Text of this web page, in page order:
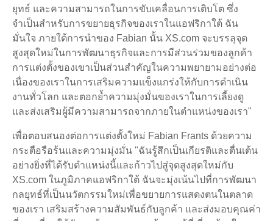
ยุทธ์ และความสามารถในการขับเคลื่อนการเติบโต ซึ่ง
จำเป็นสำหรับการขยายธุรกิจของเราในแอฟริกาใต้ ฉัน
มั่นใจ ภายใต้การนำของ Fabian นั้น XS.com จะบรรลุจุด
สูงสุดใหม่ในการพัฒนาธุรกิจและการมีส่วนร่วมของลูกค้า
การแต่งตั้งของเขาเป็นส่วนสำคัญในความพยายามอย่างต่อ
เนื่องของเราในการเสริมความแข็งแกร่งให้กับการดำเนิน
งานทั่วโลก และตอกย้ำความมุ่งมั่นของเราในการเลี้ยงดู
และส่งเสริมผู้มีความสามารถจากภายในตำแหน่งของเรา"
เพื่อตอบสนองต่อการแต่งตั้งใหม่ Fabian Frants ด้วยความ
กระตือรือร้นและความมุ่งมั่น "ฉันรู้สึกเป็นเกียรติและตื่นเต้น
อย่างยิ่งที่ได้รับตำแหน่งนี้และก้าวไปสู่จุดสูงสุดใหม่กับ
XS.com ในภูมิภาคแอฟริกาใต้ ฉันจะมุ่งเน้นไปที่การพัฒนา
กลยุทธ์ที่เป็นนวัตกรรมใหม่เพื่อขยายการแสดงตนในตลาด
ของเรา เสริมสร้างความสัมพันธ์กับลูกค้า และส่งมอบคุณค่า